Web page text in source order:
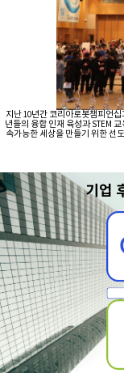
지난 10년간 코리아로봇챔피언
년들의 융합 인재 육성과 STEM
속가능한 세상을 만들기 위한 선
기업